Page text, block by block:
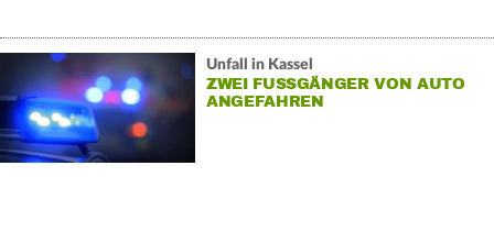
Unfall in Kassel
ZWEI FUSSGÄNGER VON AUTO A
NGEFAHREN